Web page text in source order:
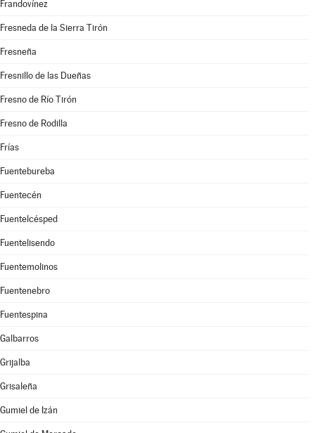
Frandovínez
Fresneda de la Sierra Tirón
Fresneña
Fresnillo de las Dueñas
Fresno de Río Tirón
Fresno de Rodilla
Frías
Fuentebureba
Fuentecén
Fuentelcésped
Fuentelisendo
Fuentemolinos
Fuentenebro
Fuentespina
Galbarros
Grijalba
Grisaleña
Gumiel de Izán